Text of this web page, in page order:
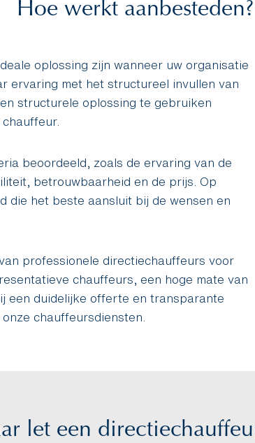
Hoe werkt aanbesteden?
oplossing zijn wanneer uw organisatie
ervaring met het structureel invullen van
structurele oplossing te gebruiken
beoordeeld, zoals de ervaring van de
betrouwbaarheid en de prijs. Op
die het beste aansluit bij de wensen en
professionele directiechauffeurs voor
chauffeurs, een hoge mate van
een duidelijke offerte en transparante
chauffeursdiensten.
let een